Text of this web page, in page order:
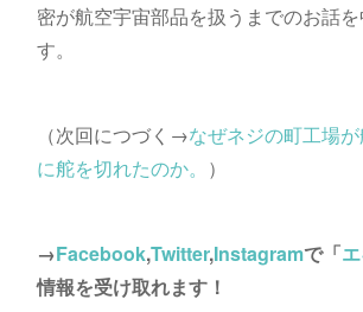
密が航空宇宙部品を扱うまでのお話
す。
（次回につづく→なぜネジの町工場
に舵を切れたのか。 ）
→Facebook,Twitter,Instagramで「
情報を受け取れます！